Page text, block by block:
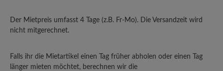
Der Mietpreis umfasst 4 Tage (z.B. Fr-Mo). Die Versandzeit wird
nicht mitgerechnet.
Falls ihr die Mietartikel einen Tag früher abholen oder einen Tag
länger mieten möchtet, berechnen wir die